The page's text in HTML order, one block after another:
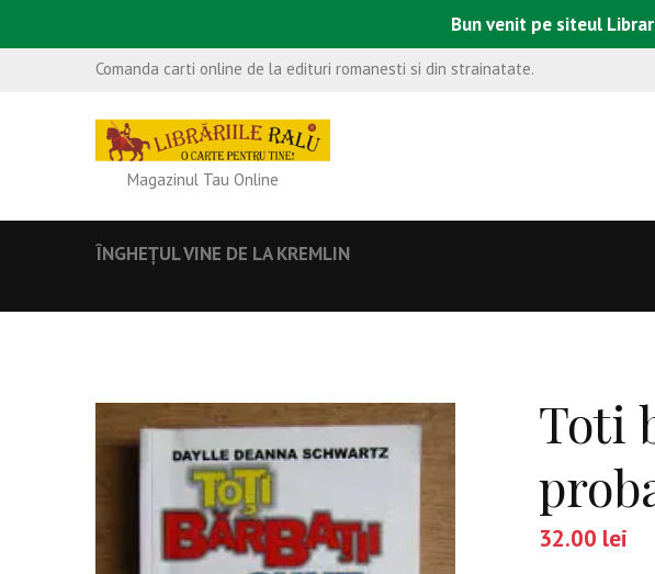
Bun venit pe siteul
Comanda carti online de la edituri romanesti si din strainatate.
Magazinul Tau Online
ÎNGHEŢUL VINE DE LA KREMLIN
Toti
32.00 lei